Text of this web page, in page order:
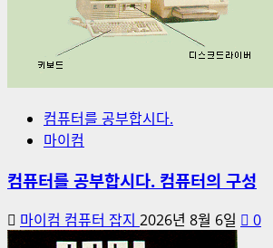
컴퓨터를 공부합시다.
마이컴
컴퓨터를 공부합시다. 컴퓨터의 구성
마이컴 컴퓨터 잡지 2026년 8월 6일 0